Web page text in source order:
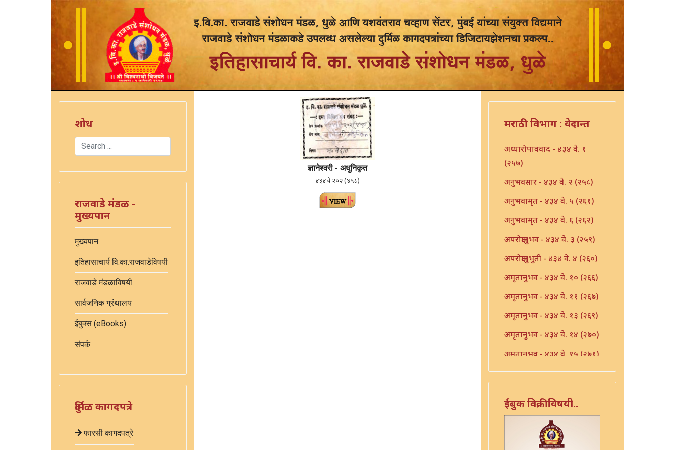
शोध
Search
राजवाडे मंडळ -
मुख्यपान
मुख्यपान
इतिहासाचार्य वि.का.राजवाडेविषयी
राजवाडे मंडळाविषयी
सार्वजनिक ग्रंथालय
ईबुक्स (eBooks)
संपर्क
दुर्मिळ कागदपत्रे
फारसी कागदपत्रे
ज्ञानेश्वरी - अधुनिकृत
४३४ वे २०२ (४५८)
मराठी विभाग : वेदान्त
अध्यारोपाववाद - ४३४ वे. १
(२५७)
अनुभवसार - ४३४ वे. २ (२५८)
अनुभवामृत - ४३४ वे. ५ (२६१)
अनुभवामृत - ४३४ वे. ६ (२६२)
अपरोक्षानुभव - ४३४ वे. ३ (२५९)
अपरोक्षानुभुती - ४३४ वे. ४ (२६०)
अमृतानुभव - ४३४ वे. १० (२६६)
अमृतानुभव - ४३४ वे. ११ (२६७)
अमृतानुभव - ४३४ वे. १३ (२६९)
अमृतानुभव - ४३४ वे. १४ (२७०)
अमृतानुभव - ४३४ वे. १५ (२७१)
अमृतानुभव - ४३४ वे. १६ (२७२)
अमृतानुभव - ४३४ वे. ८ (२६४)
अमृतानुभव - ४३४ वे. ९ (२६५)
ईबुक विक्रीविषयी..